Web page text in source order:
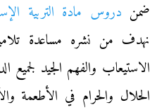
ضمن دروس مادة التربية
نهدف من نشره مساعدة
الاستيعاب والفهم الجيد
الحلال والحرام في الأطعمة